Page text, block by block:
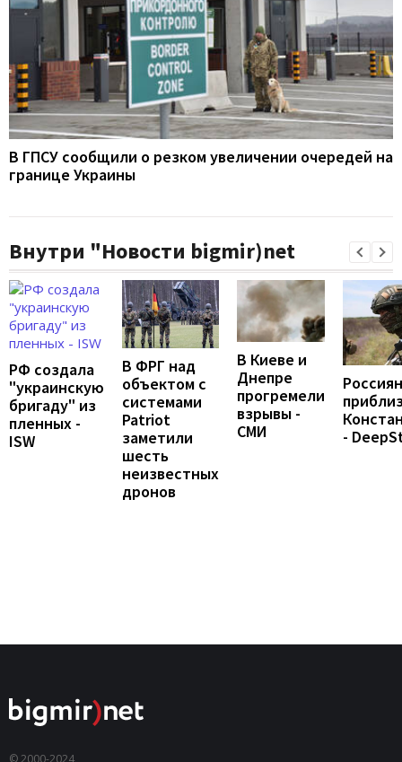
В ГПСУ сообщили о резком увеличении очередей на
границе Украины
Внутри "Новости bigmir)net
РФ создала
"украинскую
бригаду" из
пленных -
ISW
В ФРГ над
объектом с
системами
Patriot
заметили
шесть
неизвестных
дронов
В Киеве и
Днепре
прогремели
взрывы -
СМИ
-
© 2000-2024,